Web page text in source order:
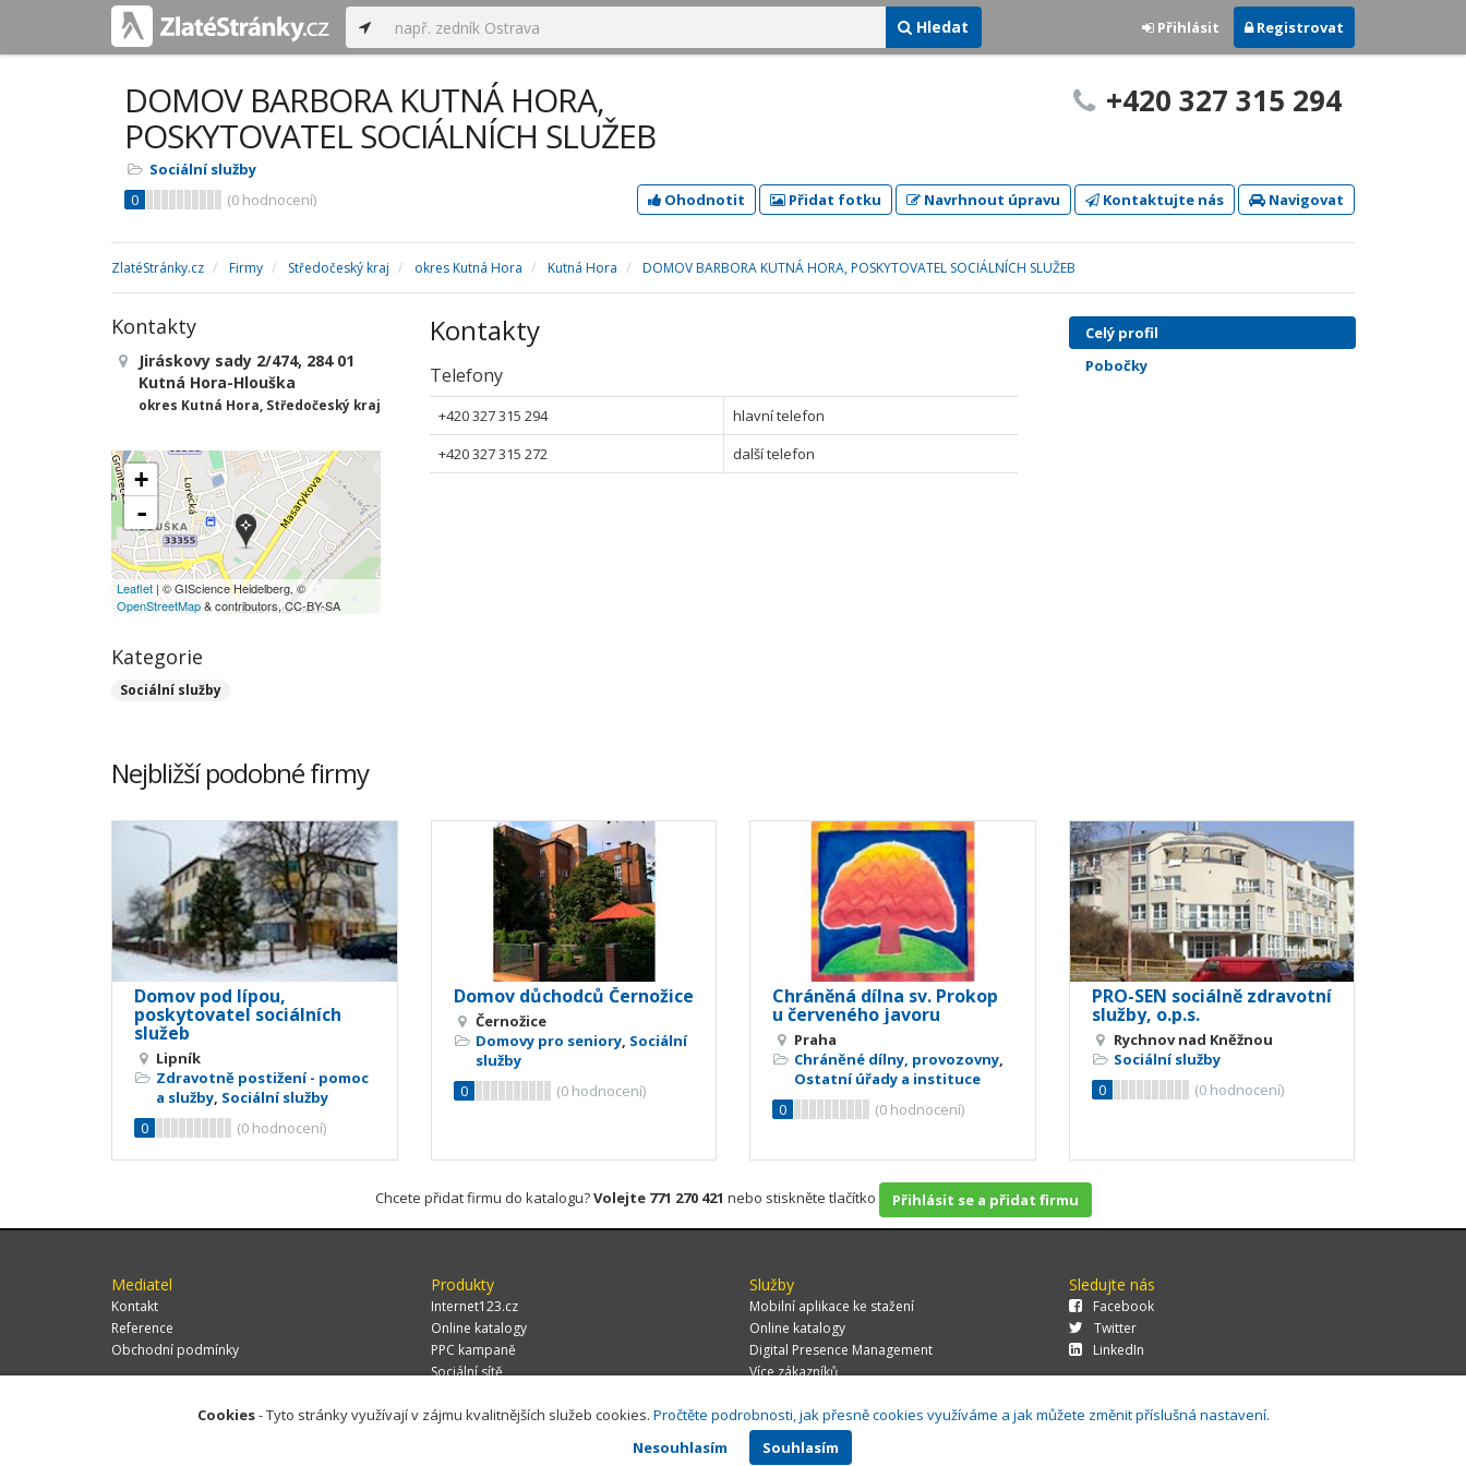
Hledat Přihlásit Registrovat
DOMOV BARBORA KUTNÁ HORA,
POSKYTOVATEL SOCIÁLNÍCH SLUŽEB
Sociální služby
0
(0 hodnocení)
+420 327 315 294
Ohodnotit Přidat fotku Navrhnout úpravu Kontaktujte nás Navigovat
ZlatéStránky.cz Firmy Středočeský kraj okres Kutná Hora Kutná Hora DOMOV BARBORA KUTNÁ HORA, POSKYTOVATEL SOCIÁLNÍCH SLUŽEB
Kontakty
Telefony
+420 327 315 294
hlavní telefon
+420 327 315 272
další telefon
Kontakty
Jiráskovy sady 2/474, 284 01
Kutná Hora-Hlouška
okres Kutná Hora, Středočeský kraj
+
-
Leaflet | © GIScience Heidelberg, ©
OpenStreetMap& contributors, CC-BY-SA
Kategorie
Sociální služby
Celý profil
Pobočky
Nejbližší podobné firmy
Domov pod lípou,
poskytovatel sociálních
služeb
Lipník
Zdravotně postižení - pomoc
a služby, Sociální služby
0
(0 hodnocení)
Domov důchodců Černožice
Černožice
Domovy pro seniory, Sociální
služby
0
(0hodnocení)
Chráněná dílna sv. Prokop
u červeného javoru
Praha
Chráněné dílny, provozovny,
Ostatní úřady a instituce
0
(0 hodnocení)
PRO-SEN sociálně zdravotní
služby, o.p.s.
Rychnov nad Kněžnou
Sociální služby
0
(0hodnocení)
Chcete přidat firmu do katalogu?Volejte 771 270 421 nebo stiskněte tlačítko Přihlásit se a přidat firmu
Mediatel
Kontakt
Reference
Obchodní podmínky
Produkty
Internet123.cz
Online katalogy
PPC kampaně
Sociální sítě
Služby
Mobilní aplikace ke stažení
Online katalogy
Digital Presence Management
Více zákazníků
Sledujte nás
Facebook
Twitter
LinkedIn
Za Potokem 46/4, 106 00 Praha 10, tel.: +420 771 270 421, verze 1.29.0.143,
Cookies- Tyto stránky využívají v zájmu kvalitnějších služeb cookies. Pročtěte podrobnosti, jak přesně cookies využíváme a jak můžete změnit příslušná nastavení.
Nesouhlasím
Souhlasím